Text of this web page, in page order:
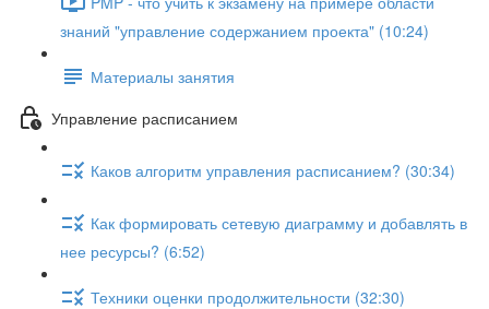
знаний "управление содержанием проекта" (10:24)
Материалы занятия
Управление расписанием
Каков алгоритм управления расписанием? (30:34)
Как формировать сетевую диаграмму и добавлять в
нее ресурсы? (6:52)
Техники оценки продолжительности (32:30)